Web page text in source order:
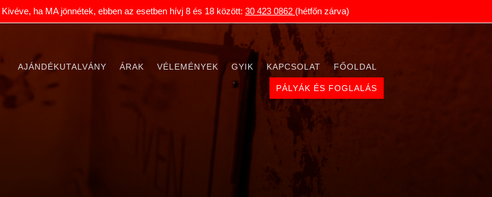
Kivéve, ha MA jönnétek, ebben az esetben hívj 8 és 18 között: 30 423 0862 (hétfőn zárva)
FŐOLDAL
KAPCSOLAT
GYIK
VÉLEMÉNYEK
ÁRAK
AJÁNDÉKUTALVÁNY
PÁLYÁK ÉS FOGLALÁS